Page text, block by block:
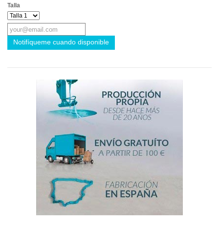
Talla
Notifíqueme cuando disponible